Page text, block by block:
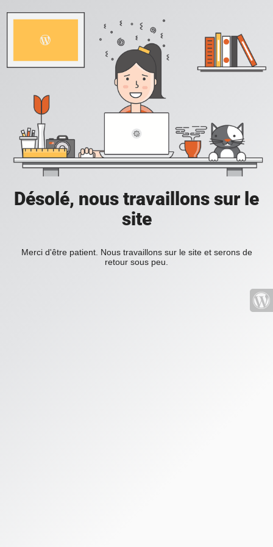
Désolé, nous travaillons sur le
site
Merci d'être patient. Nous travaillons sur le site et serons de
retour sous peu.